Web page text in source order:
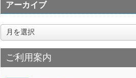
アーカイブ
ア
ー
カ
イ
ブ
ご利用案内